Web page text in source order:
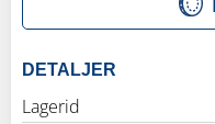
DETALJER
Lagerid